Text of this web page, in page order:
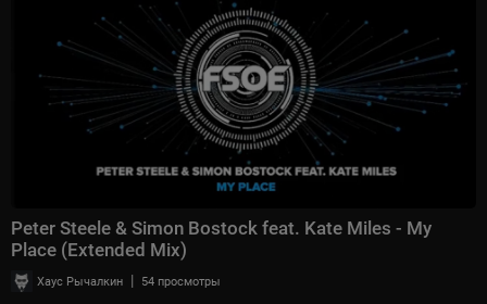
Peter Steele & Simon Bostock feat. Kate Miles - My
Place (Extended Mix)
Хаус Рычалкин | 54 просмотры